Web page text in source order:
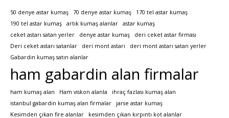
50 denye astar kumaş 70 denye astar kumaş
170 tel astar kumaş
190 tel astar kumaş
artık kumaş alanlar
astar kumaş
ceket astarı satan yerler
denye astar kumaş
deri ceket astar firması
Deri ceket astarı satanlar
deri mont astarı
deri mont astarı satan yerler
Gabardin kumaş satın alanlar
ham gabardin alan firmalar
ham kumaş alan Ham viskon alanla
ihraç fazlası kumaş alan
istanbul gabardin kumaş alan firmalar
jarse astar kumaş
Kesimden çıkan fire alanlar
kesimden çıkan kırpıntı kot alanlar